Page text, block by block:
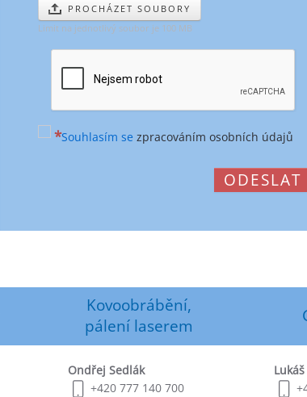
PROCHÁZET SOUBORY
Limit na jednotlivý soubor je 100 MB
Souhlasím se zpracováním osobních údajů
ODESLAT
Kovoobrábění,
pálení laserem
Ondřej Sedlák
+420 777 140 700